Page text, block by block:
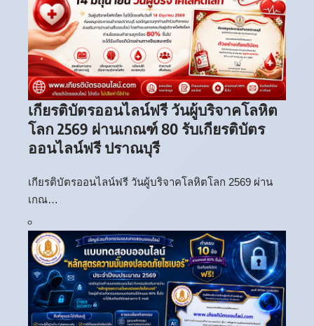
เกียรติบัตรออนไลน์ฟรี วันผู้บริจาคโลหิต
โลก 2569 ผ่านเกณฑ์ 80 รับเกียรติบัตร
ออนไลน์ฟรี ปราณบุรี
เกียรติบัตรออนไลน์ฟรี วันผู้บริจาคโลหิตโลก 2569 ผ่าน
เกณ…